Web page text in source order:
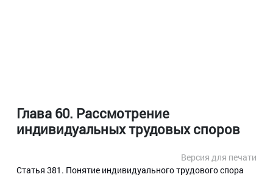
Глава 60. Рассмотрение
индивидуальных трудовых споров
Версия для печати
Статья 381. Понятие индивидуального трудового спора